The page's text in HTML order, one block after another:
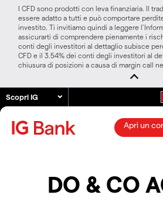
I CFD sono prodotti con leva finanziaria. Il
essere adatto a tutti e può comportare
investito. Ti invitiamo quindi a leggere
assicurarti di comprendere pienamente i
conti degli investitori al dettaglio subisce
CFD e il 3.54% dei conti degli investitori al
chiusura di posizioni a causa di margin call
Scopri IG
Apri un
DO & CO